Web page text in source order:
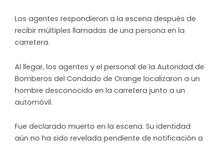
Los agentes respondieron a la escena después de
recibir múltiples llamadas de una persona en la
carretera.
Al llegar, los agentes y el personal de la Autoridad de
Bomberos del Condado de Orange localizaron a un
hombre desconocido en la carretera junto a un
automóvil.
Fue declarado muerto en la escena. Su identidad
aún no ha sido revelada pendiente de notificación a